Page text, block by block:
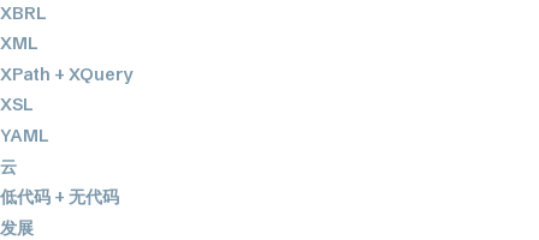
XBRL
XML
XPath + XQuery
XSL
YAML
云
低代码 + 无代码
发展